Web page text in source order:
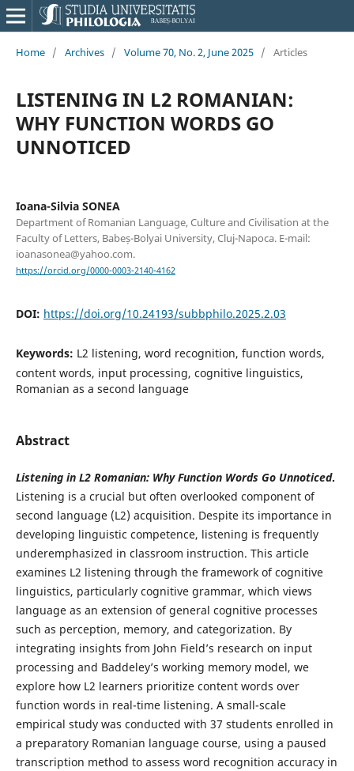
Home / Archives / Volume 70, No. 2, June 2025 / Articles
LISTENING IN L2 ROMANIAN:
WHY FUNCTION WORDS GO
UNNOTICED
Ioana-Silvia SONEA
Department of Romanian Language, Culture and Civilisation at the
Faculty of Letters, Babeș-Bolyai University, Cluj-Napoca. E-mail:
ioanasonea@yahoo.com.
https://orcid.org/0000-0003-2140-4162
DOI: https://doi.org/10.24193/subbphilo.2025.2.03
Keywords: L2 listening, word recognition, function words,
content words, input processing, cognitive linguistics,
Romanian as a second language
Abstract
Listening in L2 Romanian: Why Function Words Go Unnoticed.
Listening is a crucial but often overlooked component of
second language (L2) acquisition. Despite its importance in
developing linguistic competence, listening is frequently
underemphasized in classroom instruction. This article
examines L2 listening through the framework of cognitive
linguistics, particularly cognitive grammar, which views
language as an extension of general cognitive processes
such as perception, memory, and categorization. By
integrating insights from John Field’s research on input
processing and Baddeley’s working memory model, we
explore how L2 learners prioritize content words over
function words in real-time listening. A small-scale
empirical study was conducted with 37 students enrolled in
a preparatory Romanian language course, using a paused
transcription method to assess word recognition accuracy in